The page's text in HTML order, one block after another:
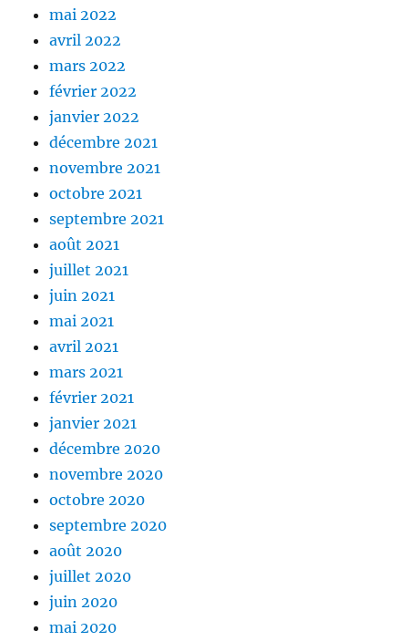
mai 2022
avril 2022
mars 2022
février 2022
janvier 2022
décembre 2021
novembre 2021
octobre 2021
septembre 2021
août 2021
juillet 2021
juin 2021
mai 2021
avril 2021
mars 2021
février 2021
janvier 2021
décembre 2020
novembre 2020
octobre 2020
septembre 2020
août 2020
juillet 2020
juin 2020
mai 2020